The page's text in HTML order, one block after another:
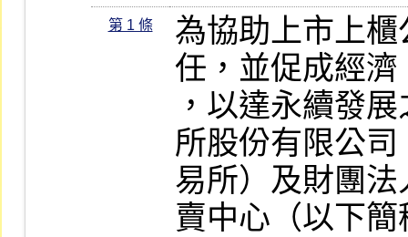
第 1 條
為協助上市上
任，並促成經
，以達永續發
所股份有限公
易所）及財團
賣中心（以下